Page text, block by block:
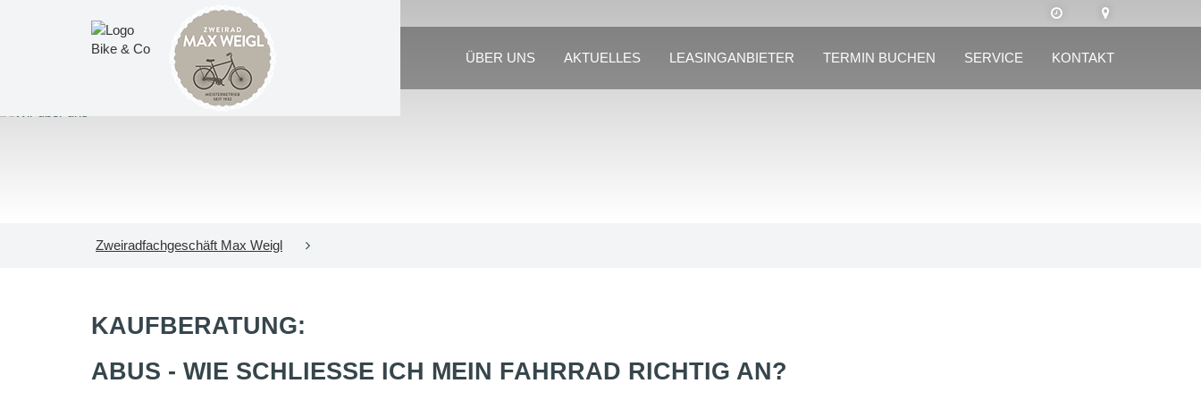
ÜBER UNS AKTUELLES LEASINGANBIETER TERMIN BUCHEN SERVICE KONTAKT
Zweiradfachgeschäft Max Weigl
KAUFBERATUNG:
ABUS - WIE SCHLIESSE ICH MEIN FAHRRAD RICHTIG AN?